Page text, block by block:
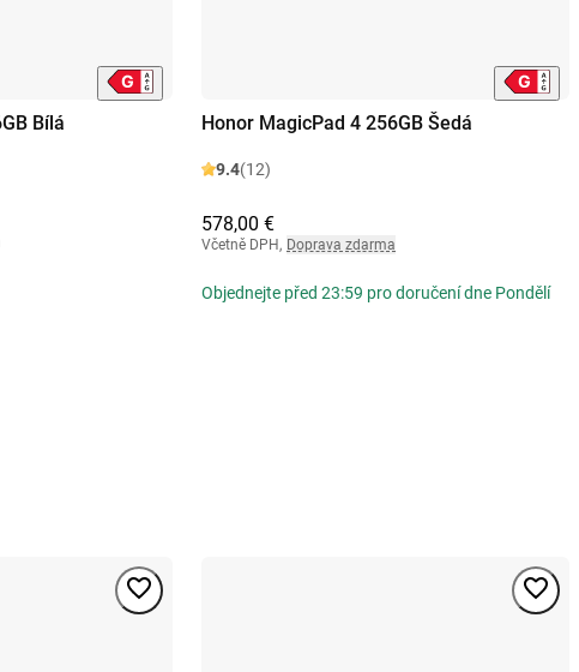
Bílá Honor MagicPad 4 256GB Šedá
9.4(12)
578,00 €
Včetně DPH, Doprava zdarma
Objednejte před 23:59 pro doručení dne Pondělí